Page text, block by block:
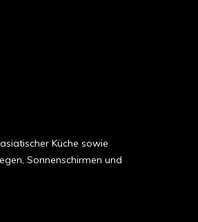
Küche sowie
Sonnenschirmen und